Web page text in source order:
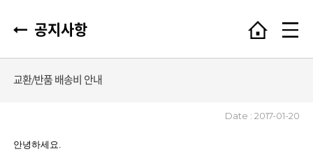
공지사항
교환/반품 배송비 안내
Date : 2017-01-20
안녕하세요.